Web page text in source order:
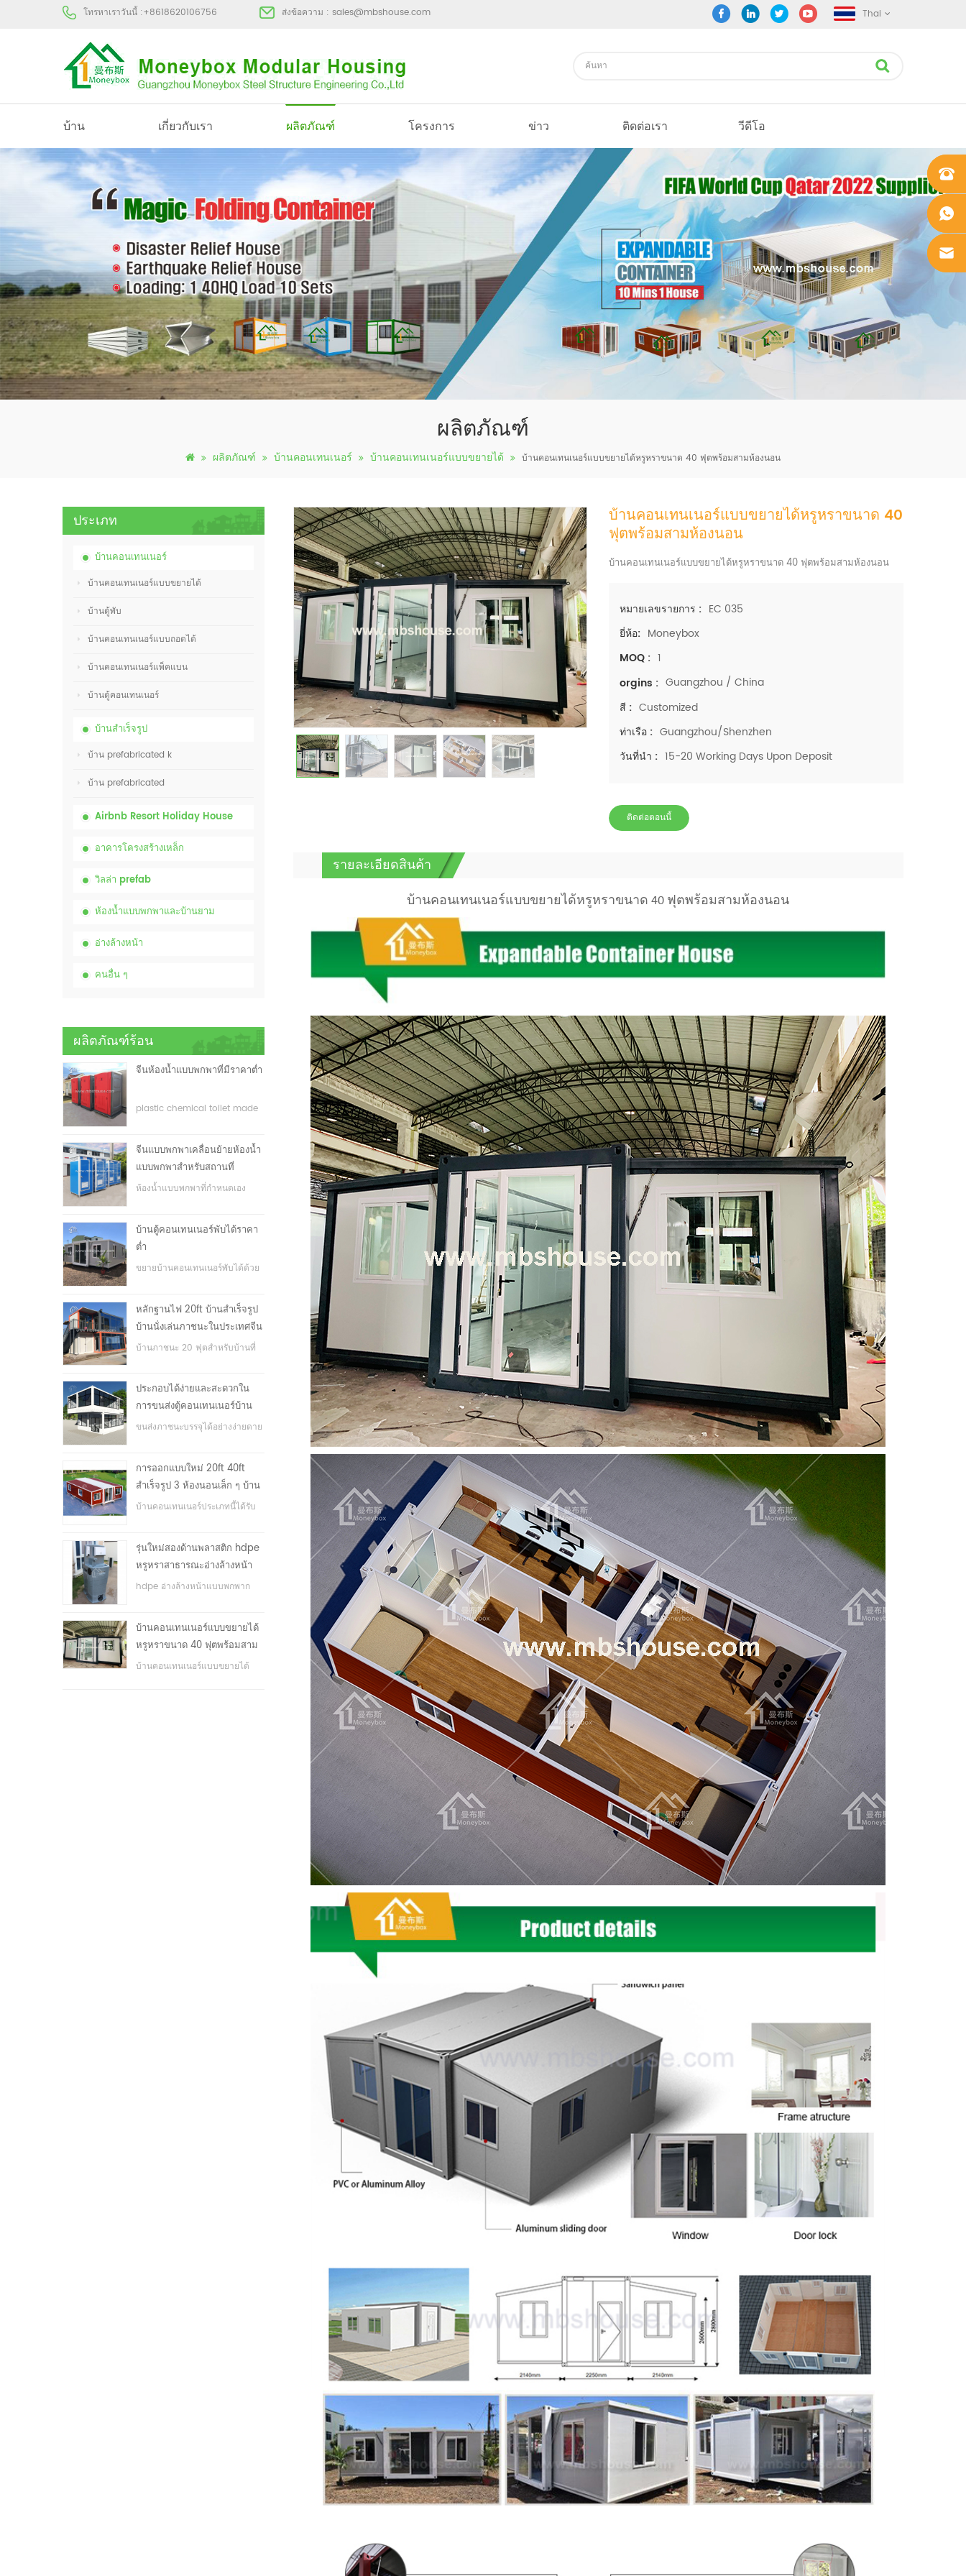
โทรหาเราวันนี้ :+8618620106756 ส่งข้อความ : sales@mbshouse.com Thai
บ้าน เกี่ยวกับเรา ผลิตภัณฑ์ โครงการ ข่าว ติดต่อเรา วีดีโอ
ผลิตภัณฑ์
ผลิตภัณฑ์ บ้านคอนเทนเนอร์ บ้านคอนเทนเนอร์แบบขยายได้ บ้านคอนเทนเนอร์แบบขยายได้หรูหราขนาด 40 ฟุตพร้อมสามห้องนอน
ประเภท
บ้านคอนเทนเนอร์
บ้านคอนเทนเนอร์แบบขยายได้
บ้านตู้พับ
บ้านคอนเทนเนอร์แบบถอดได้
บ้านคอนเทนเนอร์แพ็คแบน
บ้านตู้คอนเทนเนอร์
บ้านสำเร็จรูป
บ้าน prefabricated k
บ้าน prefabricated
Airbnb Resort Holiday House
อาคารโครงสร้างเหล็ก
วิลล่า prefab
ห้องน้ำแบบพกพาและบ้านยาม
อ่างล้างหน้า
คนอื่น ๆ
ผลิตภัณฑ์ร้อน
จีนห้องน้ำแบบพกพาที่มีราคาต่ำ
plastic chemical toilet made
จีนแบบพกพาเคลื่อนย้ายห้องน้ำ
แบบพกพาสำหรับสถานที่
ก่อสร้าง
ห้องน้ำแบบพกพาที่กำหนดเอง
บ้านตู้คอนเทนเนอร์พับได้ราคา
ต่ำ
ขยายบ้านคอนเทนเนอร์พับได้ด้วย
หลักฐานไฟ 20ft บ้านสำเร็จรูป
บ้านนั่งเล่นภาชนะในประเทศจีน
บ้านภาชนะ 20 ฟุตสำหรับบ้านที่
ประกอบได้ง่ายและสะดวกใน
การขนส่งตู้คอนเทนเนอร์บ้าน
ขนส่งภาชนะบรรจุได้อย่างง่ายดาย
การออกแบบใหม่ 20ft 40ft
สำเร็จรูป 3 ห้องนอนเล็ก ๆ บ้าน
ภาชนะขยาย
บ้านคอนเทนเนอร์ประเภทนี้ได้รับ
ห้องน้ำและระบบไฟฟ้า
รุ่นใหม่สองด้านพลาสติก hdpe
หรูหราสาธารณะอ่างล้างหน้า
มือ
hdpe อ่างล้างหน้าแบบพกพาก
nbsp;
บ้านคอนเทนเนอร์แบบขยายได้
หรูหราขนาด 40 ฟุตพร้อมสาม
ห้องนอน
บ้านคอนเทนเนอร์แบบขยายได้
บ้านคอนเทนเนอร์แบบขยายได้หรูหราขนาด 40
ฟุตพร้อมสามห้องนอน
บ้านคอนเทนเนอร์แบบขยายได้หรูหราขนาด 40 ฟุตพร้อมสามห้องนอน
หมายเลขรายการ : EC 035
ยี่ห้อ: Moneybox
MOQ : 1
orgins : Guangzhou / China
สี : Customized
ท่าเรือ : Guangzhou/Shenzhen
วันที่นำ : 15-20 Working Days Upon Deposit
ติดต่อตอนนี้
รายละเอียดสินค้า
บ้านคอนเทนเนอร์แบบขยายได้หรูหราขนาด 40 ฟุตพร้อมสามห้องนอน
+861862
0106756
+861862
mbshou